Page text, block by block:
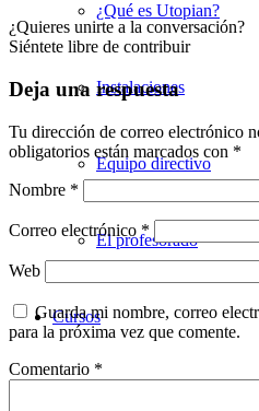
¿Qué es Utopian?
Instalaciones
Equipo directivo
El profesorado
Cursos
¿Quieres unirte a la conversación?
Siéntete libre de contribuir
Deja una respuesta
Tu dirección de correo electrónico
obligatorios están marcados con *
Nombre *
Correo electrónico *
Web
Guarda mi nombre, correo
para la próxima vez que comente.
Comentario *